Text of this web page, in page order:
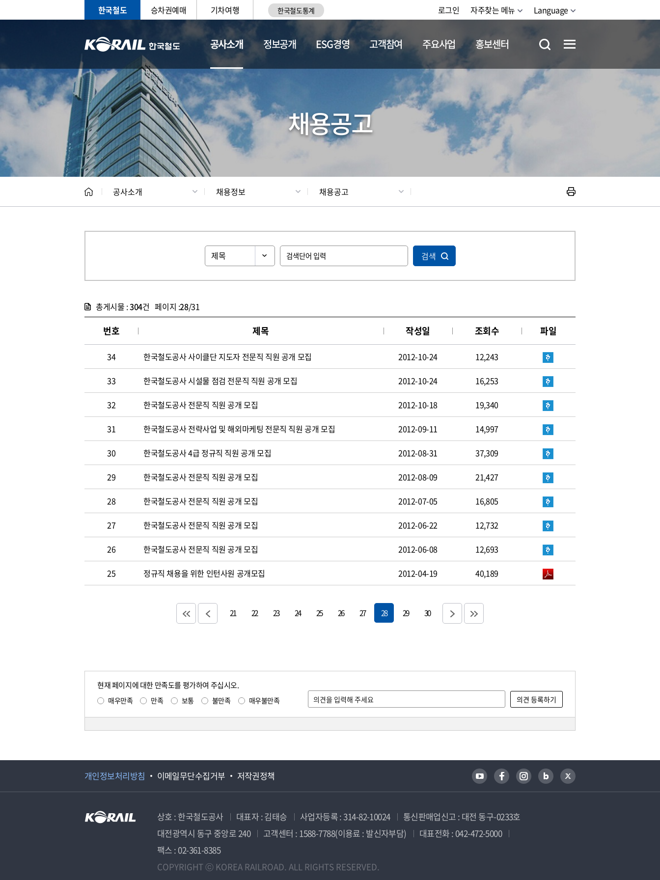
한국철도 승차권예매 기차여행 한국철도통계 로그인 자주찾는 메뉴 Language
공사소개
CEO 일반현황 채용정보
정보공개 ESG경영 고객참여 주요사업 홍보센터
채용공고
공사소개 채용정보 채용공고
검색
총게시물 :304건 페이지 :28/31
번호 제목 작성일 조회수 파일
34 한국철도공사 사이클단 지도자 전문직 직원 공개 모집 2012-10-24 12,243
33 한국철도공사 시설물 점검 전문직 직원 공개 모집 2012-10-24 16,253
32 한국철도공사 전문직 직원 공개 모집 2012-10-18 19,340
31 한국철도공사 전략사업 및 해외마케팅 전문직 직원 공개 모집 2012-09-11 14,997
30 한국철도공사 4급 정규직 직원 공개 모집 2012-08-31 37,309
29 한국철도공사 전문직 직원 공개 모집 2012-08-09 21,427
28 한국철도공사 전문직 직원 공개 모집 2012-07-05 16,805
27 한국철도공사 전문직 직원 공개 모집 2012-06-22 12,732
26 한국철도공사 전문직 직원 공개 모집 2012-06-08 12,693
25 정규직 채용을 위한 인턴사원 공개모집 2012-04-19 40,189
21 22 23 24 25 26 27 28 29 30
현재 페이지에 대한 만족도를 평가하여 주십시오.
매우만족 만족 보통 불만족 매우불만족
개인정보처리방침 이메일무단수집거부 저작권정책
상호 : 한국철도공사 대표자 : 김태승 사업자등록 : 314-82-10024
통신판매업신고 : 대전 동구-0233호
대전광역시 동구 중앙로 240
고객센터 : 1588-7788(이용료 : 발신자부담)
대표전화 : 042-472-5000
팩스 : 02-361-8385
COPYRIGHT ⓒ KOREA RAILROAD. ALL RIGHTS RESERVED.